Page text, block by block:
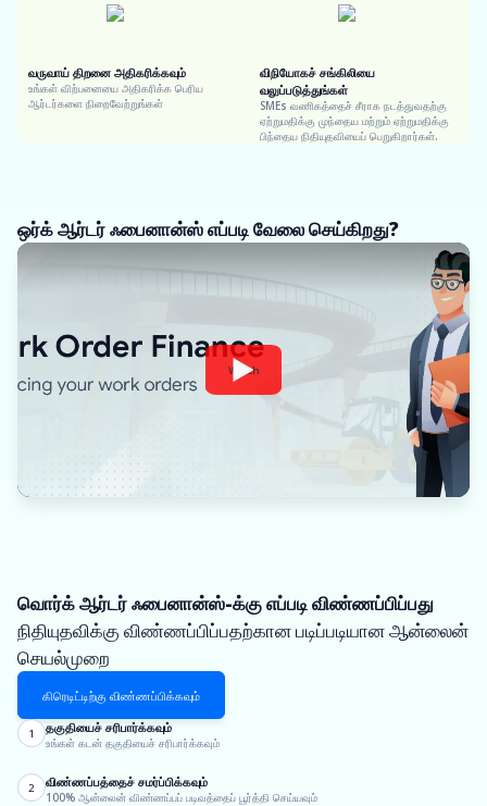
வருவாய் திறனை அதிகரிக்கவும்
உங்கள் விற்பனையை அதிகரிக்க பெரிய
ஆர்டர்களை நிறைவேற்றுங்கள்
விநியோகச் சங்கிலியை
வலுப்படுத்துங்கள்
SMEs வணிகத்தைச் சீராக நடத்துவதற்கு
ஏற்றுமதிக்கு முந்தைய மற்றும் ஏற்றுமதிக்கு
பிந்தைய நிதியுதவியைப் பெறுகிறார்கள்.
ஒர்க் ஆர்டர் ஃபைனான்ஸ் எப்படி வேலை செய்கிறது?
Watch
வொர்க் ஆர்டர் ஃபைனான்ஸ்-க்கு எப்படி விண்ணப்பிப்பது
நிதியுதவிக்கு விண்ணப்பிப்பதற்கான படிப்படியான ஆன்லைன்
செயல்முறை
கிரெடிட்டிற்கு விண்ணப்பிக்கவும்
1 தகுதியைச் சரிபார்க்கவும்
உங்கள் கடன் தகுதியைச் சரிபார்க்கவும்
2 விண்ணப்பத்தைச் சமர்ப்பிக்கவும்
100% ஆன்லைன் விண்ணப்பப் படிவத்தைப் பூர்த்தி செய்யவும்